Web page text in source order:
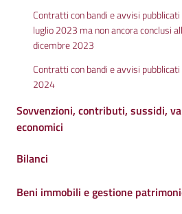
Contratti con bandi e avvisi
luglio 2023 ma non ancora conclusi
dicembre 2023
Contratti con bandi e avvisi
2024
Sovvenzioni, contributi, sussidi,
economici
Bilanci
Beni immobili e gestione